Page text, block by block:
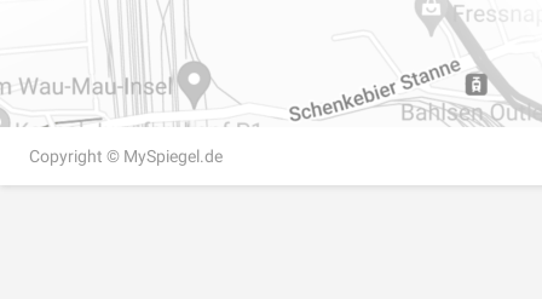
Copyright © MySpiegel.de